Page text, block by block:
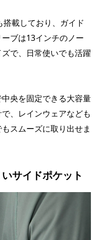
載しており、ガイド
ブは13インチのノー
で、日常使いでも活躍
央を固定できる大容量
、レインウェアなども
スムーズに取り出せま
サイドポケット